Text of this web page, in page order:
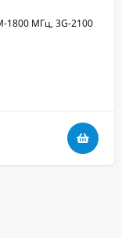
1800 МГц, 3G-2100